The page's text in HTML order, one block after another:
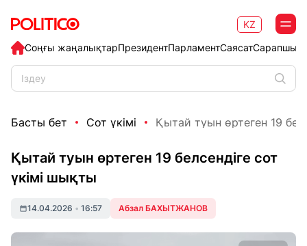
Соңғы жаңалықтарПрезидентПарламентСаясат
KZ
Басты бет Сот үкімі Қытай туын өртеген 19
Қытай туын өртеген 19 белсендіге сот
үкімі шықты
14.04.2026 • 16:57 Абзал БАХЫТЖАНОВ